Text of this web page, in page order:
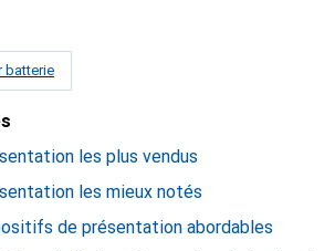
batterie
les plus vendus
les mieux notés
de présentation abordables